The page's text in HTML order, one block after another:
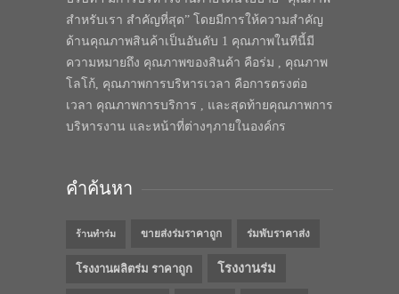
สำหรับเรา สำคัญที่สุด” โดยมีการให้ความสำคัญ
ด้านคุณภาพสินค้าเป็นอันดับ 1 คุณภาพในทีนี้มี
ความหมายถึง คุณภาพของสินค้า คือร่ม , คุณภาพ
โลโก้, คุณภาพการบริหารเวลา คือการตรงต่อ
เวลา คุณภาพการบริการ , และสุดท้ายคุณภาพการ
บริหารงาน และหน้าที่ต่างๆภายในองค์กร
คำค้นหา
ร้านทำร่ม ขายส่งร่มราคาถูก ร่มพับราคาส่ง
โรงงานผลิตร่ม ราคาถูก โรงงานร่ม